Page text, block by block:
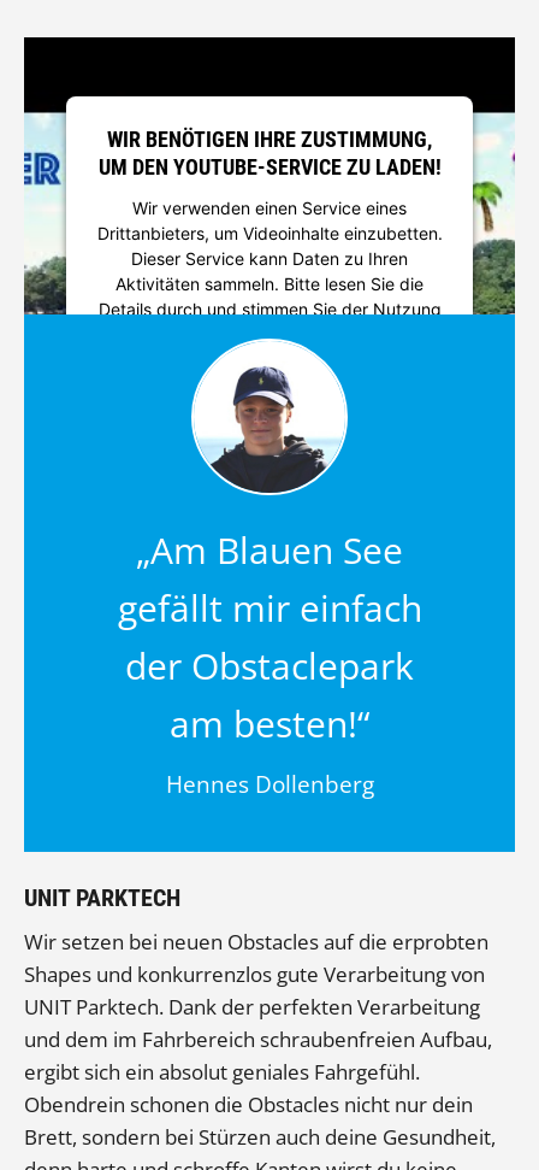
WIR BENÖTIGEN IHRE ZUSTIMMUNG,
UM DEN YOUTUBE-SERVICE ZU LADEN!
Wir verwenden einen Service eines
Drittanbieters, um Videoinhalte einzubetten.
Dieser Service kann Daten zu Ihren
Aktivitäten sammeln. Bitte lesen Sie die
Details durch und stimmen Sie der Nutzung
des Service zu, um dieses Video
anzusehen.
Mehr Informationen
Akzeptieren
Management Platform
„Am Blauen See
gefällt mir einfach
der Obstaclepark
am besten!“
Hennes Dollenberg
UNIT PARKTECH
Wir setzen bei neuen Obstacles auf die erprobten
Shapes und konkurrenzlos gute Verarbeitung von
UNIT Parktech. Dank der perfekten Verarbeitung
und dem im Fahrbereich schraubenfreien Aufbau,
ergibt sich ein absolut geniales Fahrgefühl.
Obendrein schonen die Obstacles nicht nur dein
Brett, sondern bei Stürzen auch deine Gesundheit,